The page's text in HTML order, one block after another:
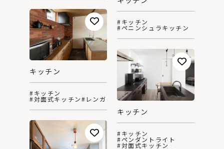
#キッチン
#ペニンシュラキッチン
キッチン
#キッチン
#対面式キッチン#レンガ
キッチン
#キッチン
#ペンダントライト
#対面式キッチン